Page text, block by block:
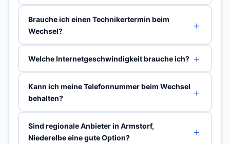
Brauche ich einen Technikertermin beim
Wechsel?
Welche Internetgeschwindigkeit brauche ich?
Kann ich meine Telefonnummer beim Wechsel
behalten?
Sind regionale Anbieter in Armstorf,
Niederelbe eine gute Option?